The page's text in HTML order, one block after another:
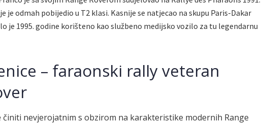
je odmah pobijedio u T2 klasi. Kasnije se natjecao na skupu Paris-Dakar
je 1995. godine korišteno kao službeno medijsko vozilo za tu legendarnu
– faraonski rally veteran
činiti nevjerojatnim s obzirom na karakteristike modernih Range